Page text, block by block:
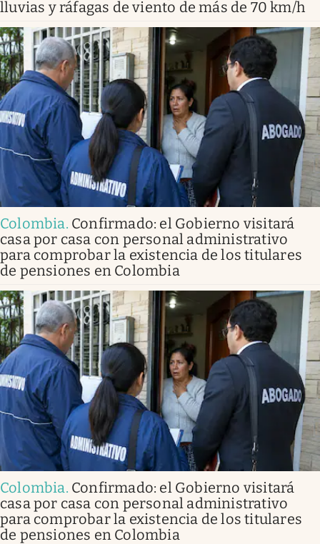
lluvias y ráfagas de viento de más de 70 km/h
Colombia. Confirmado: el Gobierno visitará
casa por casa con personal administrativo
para comprobar la existencia de los titulares
de pensiones en Colombia
Colombia. Confirmado: el Gobierno visitará
casa por casa con personal administrativo
para comprobar la existencia de los titulares
de pensiones en Colombia